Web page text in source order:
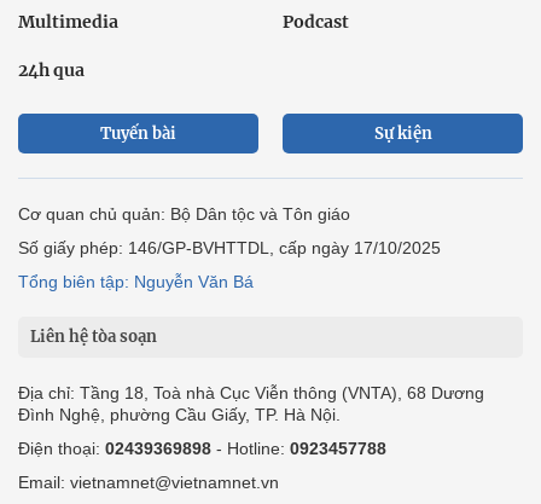
Multimedia Podcast
24h qua
Tuyến bài Sự kiện
Cơ quan chủ quản: Bộ Dân tộc và Tôn giáo
Số giấy phép: 146/GP-BVHTTDL, cấp ngày 17/10/2025
Tổng biên tập: Nguyễn Văn Bá
Liên hệ tòa soạn
Địa chỉ: Tầng 18, Toà nhà Cục Viễn thông (VNTA), 68 Dương
Đình Nghệ, phường Cầu Giấy, TP. Hà Nội.
Điện thoại: 02439369898 - Hotline: 0923457788
Email: vietnamnet@vietnamnet.vn